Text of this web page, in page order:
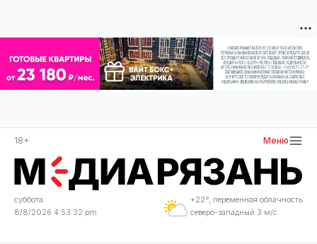
18+ Меню
суббота
8/8/2026 4:53:33 pm
+22°, переменная облачность
северо-западный 3 м/с